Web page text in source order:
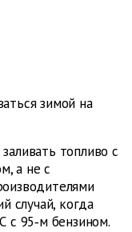
зимой на
топливо с
а не с
случай, когда
с 95‑м бензином.